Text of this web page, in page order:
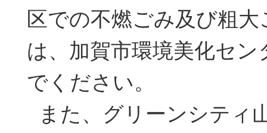
区での不燃ごみ及び粗
は、加賀市環境美化セ
でください。
また、グリーンシティ